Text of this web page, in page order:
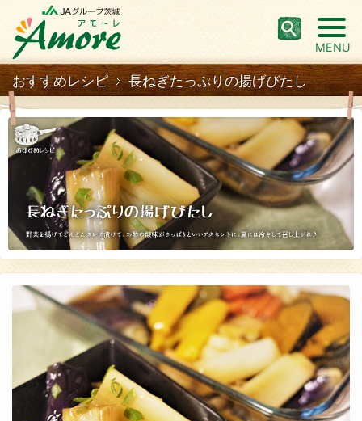
MENU
おすすめレシピ 長ねぎたっぷりの揚げびたし